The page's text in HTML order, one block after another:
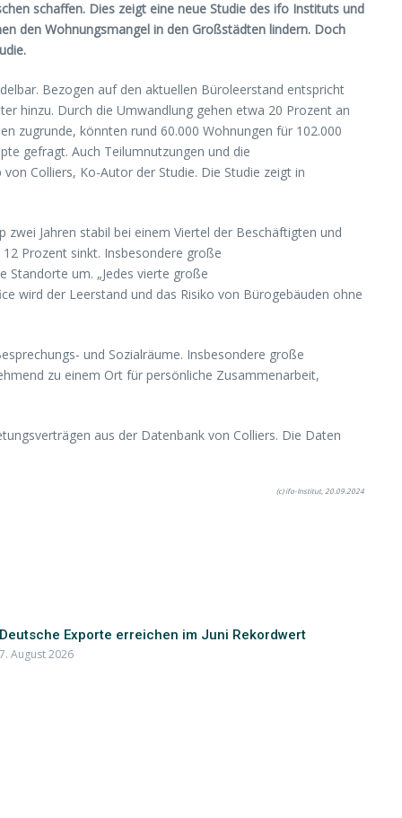
schaffen. Dies zeigt eine neue Studie des ifo Instituts und
den Wohnungsmangel in den Großstädten lindern. Doch
Bezogen auf den aktuellen Büroleerstand entspricht
hinzu. Durch die Umwandlung gehen etwa 20 Prozent an
zugrunde, könnten rund 60.000 Wohnungen für 102.000
gefragt. Auch Teilumnutzungen und die
Colliers, Ko-Autor der Studie. Die Studie zeigt in
Jahren stabil bei einem Viertel der Beschäftigten und
Prozent sinkt. Insbesondere große
Standorte um. „Jedes vierte große
wird der Leerstand und das Risiko von Bürogebäuden ohne
und Sozialräume. Insbesondere große
zu einem Ort für persönliche Zusammenarbeit,
aus der Datenbank von Colliers. Die Daten
(c) ifo-Institut, 20.09.2024
Deutsche Exporte erreichen im Juni Rekordwert
7. August 2026